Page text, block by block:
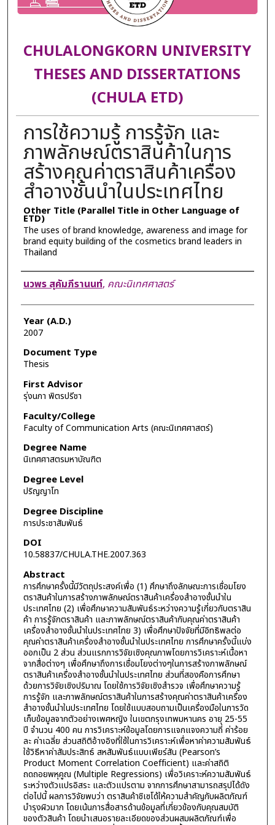
CHULALONGKORN UNIVERSITY
THESES AND DISSERTATIONS
(CHULA ETD)
การใช้ความรู้ การรู้จัก และ
ภาพลักษณ์ตราสินค้าในการ
สร้างคุณค่าตราสินค้าเครื่อง
สำอางชั้นนำในประเทศไทย
Other Title (Parallel Title in Other Language of
ETD)
The uses of brand knowledge, awareness and image for
brand equity building of the cosmetics brand leaders in
Thailand
Author
นวพร สุคัมภีรานนท์, คณะนิเทศศาสตร์
Year (A.D.)
2007
Document Type
Thesis
First Advisor
รุ่งนภา พิตรปรีชา
Faculty/College
Faculty of Communication Arts (คณะนิเทศศาสตร์)
Degree Name
นิเทศศาสตรมหาบัณฑิต
Degree Level
ปริญญาโท
Degree Discipline
การประชาสัมพันธ์
DOI
10.58837/CHULA.THE.2007.363
Abstract
การศึกษาครั้งนี้มีวัตถุประสงค์เพื่อ (1) ศึกษาถึงลักษณะการเชื่อมโยง
ตราสินค้าในการสร้างภาพลักษณ์ตราสินค้าเครื่องสำอางชั้นนำใน
ประเทศไทย (2) เพื่อศึกษาความสัมพันธ์ระหว่างความรู้เกี่ยวกับตราสิน
ค้า การรู้จักตราสินค้า และภาพลักษณ์ตราสินค้ากับคุณค่าตราสินค้า
เครื่องสำอางชั้นนำในประเทศไทย 3) เพื่อศึกษาปัจจัยที่มีอิทธิพลต่อ
คุณค่าตราสินค้าเครื่องสำอางชั้นนำในประเทศไทย การศึกษาครั้งนี้แบ่ง
ออกเป็น 2 ส่วน ส่วนแรกการวิจัยเชิงคุณภาพโดยการวิเคราะห์เนื้อหา
จากสื่อต่างๆ เพื่อศึกษาถึงการเชื่อมโยงต่างๆในการสร้างภาพลักษณ์
ตราสินค้าเครื่องสำอางชั้นนำในประเทศไทย ส่วนที่สองคือการศึกษา
ด้วยการวิจัยเชิงปริมาณ โดยใช้การวิจัยเชิงสำรวจ เพื่อศึกษาความรู้
การรู้จัก และภาพลักษณ์ตราสินค้าในการสร้างคุณค่าตราสินค้าเครื่อง
สำอางชั้นนำในประเทศไทย โดยใช้แบบสอบถามเป็นเครื่องมือในการวัด
เก็บข้อมูลจากตัวอย่างเพศหญิง ในเขตกรุงเทพมหานคร อายุ 25-55
ปี จำนวน 400 คน การวิเคราะห์ข้อมูลโดยการแจกแจงความถี่ ค่าร้อย
ละ ค่าเฉลี่ย ส่วนสถิติอ้างอิงที่ใช้ในการวิเคราะห์เพื่อหาค่าความสัมพันธ์
ใช้วิธีหาค่าสัมประสิทธ์ สหสัมพันธ์แบบเพียร์สัน (Pearson’s
Product Moment Correlation Coefficient) และค่าสถิติ
ถดถอยพหุคูณ (Multiple Regressions) เพื่อวิเคราะห์ความสัมพันธ์
ระหว่างตัวแปรอิสระ และตัวแปรตาม จากการศึกษาสามารถสรุปได้ดัง
ต่อไปนี้ ผลการวิจัยพบว่า ตราสินค้าชิเซโด้ให้ความสำคัญกับผลิตภัณฑ์
บำรุงผิวมาก โดยเน้นการสื่อสารด้านข้อมูลที่เกี่ยวข้องกับคุณสมบัติ
ของตัวสินค้า โดยนำเสนอรายละเอียดของส่วนผสมผลิตภัณฑ์เพื่อ